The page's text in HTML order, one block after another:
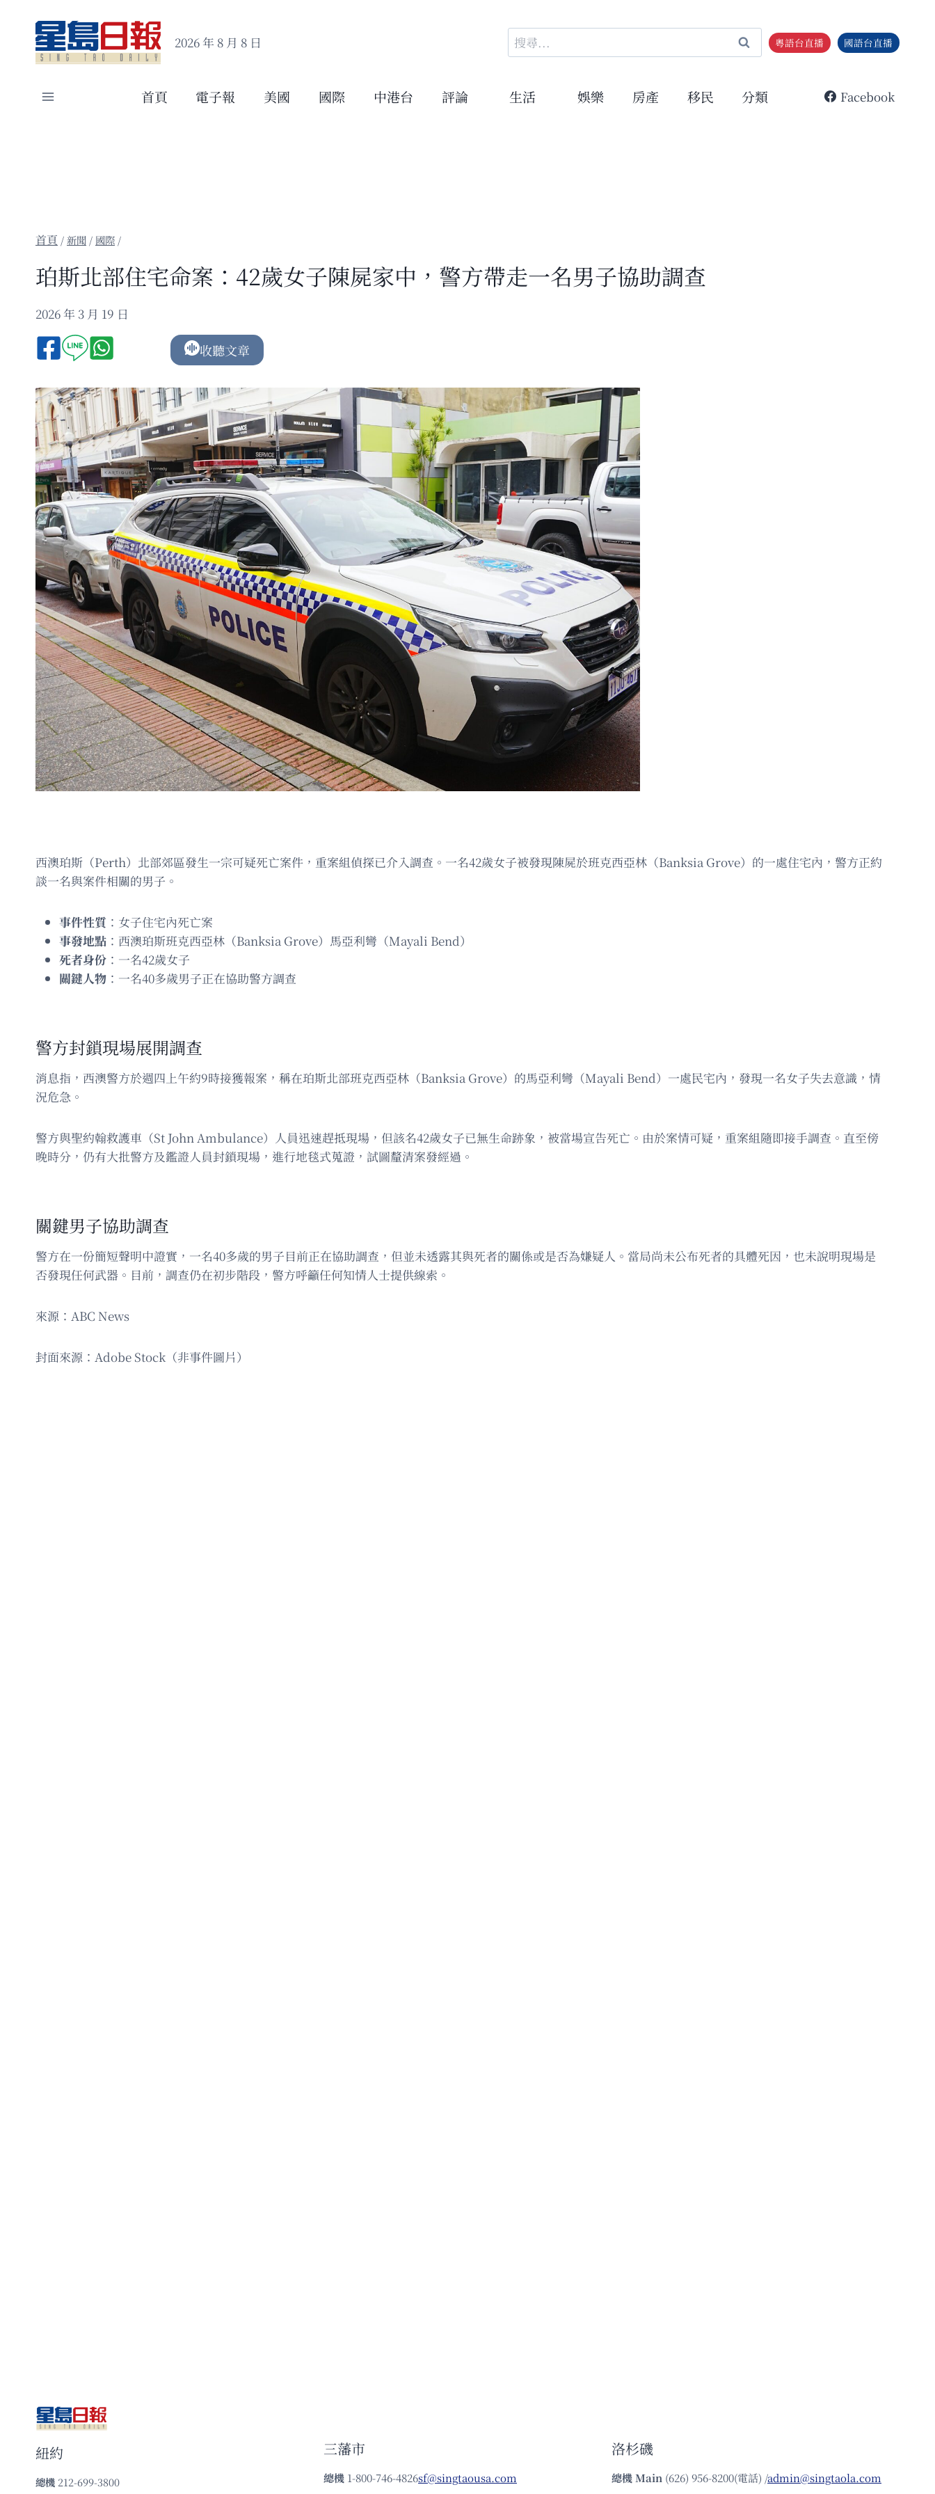
content
2026 年 8 月 8 日
搜
尋
鍵
粵語台直播 國語台直播
首頁 電子報 美國 國際 中港台 評論 生活 娛樂 房產 移民 分類 Facebook
/新聞 / 國際 /
珀斯北部住宅命案：42歲女子陳屍家中，警方帶走一名男子協助調查
2026 年 3 月 19 日
收聽文章
西澳珀斯（Perth）北部郊區發生一宗可疑死亡案件，重案組偵探已介入調查。一名42歲女子被發現陳屍於班克西亞林（Banksia Grove）的一處住宅內，警方正約
談一名與案件相關的男子。
事件性質 ：女子住宅內死亡案
事發地點 ：西澳珀斯班克西亞林（Banksia Grove）馬亞利彎（Mayali Bend）
死者身份 ：一名42歲女子
關鍵人物 ：一名40多歲男子正在協助警方調查
警方封鎖現場展開調查
消息指，西澳警方於週四上午約9時接獲報案，稱在珀斯北部班克西亞林（Banksia Grove）的馬亞利彎（Mayali Bend）一處民宅內，發現一名女子失去意識，情
況危急。
警方與聖約翰救護車（St John Ambulance）人員迅速趕抵現場，但該名42歲女子已無生命跡象，被當場宣告死亡。由於案情可疑，重案組隨即接手調查。直至傍
晚時分，仍有大批警方及鑑證人員封鎖現場，進行地毯式蒐證，試圖釐清案發經過。
關鍵男子協助調查
警方在一份簡短聲明中證實，一名40多歲的男子目前正在協助調查，但並未透露其與死者的關係或是否為嫌疑人。當局尚未公布死者的具體死因，也未說明現場是
否發現任何武器。目前，調查仍在初步階段，警方呼籲任何知情人士提供線索。
來源：ABC News
封面來源：Adobe Stock（非事件圖片）
紐約
總機 212-699-3800
三藩市
總機 1-800-746-4826sf@singtaousa.com
洛杉磯
總機Main (626) 956-8200(電話) /admin@singtaola.com